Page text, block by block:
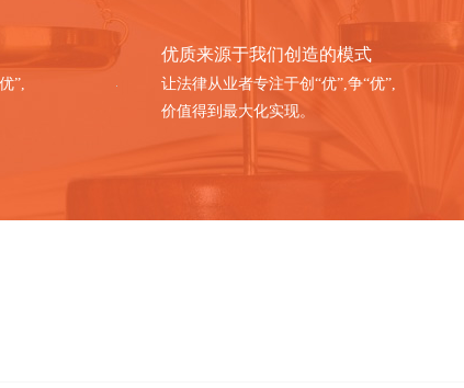
”,
优质来源于我们创造的模式
让法律从业者专注于创“优”,争“优”,
价值得到最大化实现。